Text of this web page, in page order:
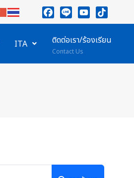
Facebook
LineYouTube
TikTok
ITA ติดต่อเรา/ร้องเรียน
Contact Us